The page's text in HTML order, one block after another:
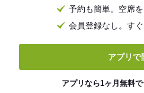
予約も簡単。空席
会員登録なし。す
アプリで
アプリなら1ヶ月無料